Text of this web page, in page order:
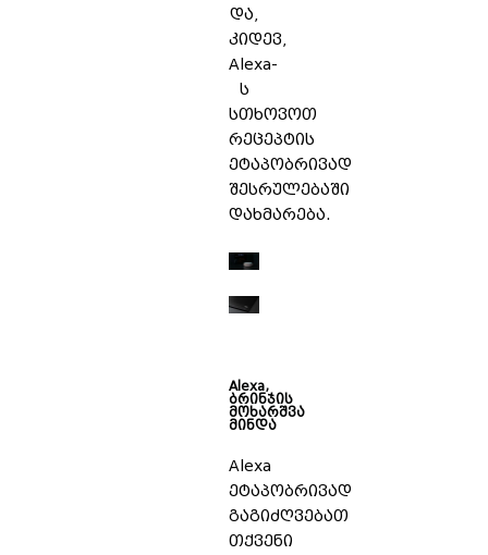
და,
კიდევ,
Alexa-
ს
სთხოვოთ
რეცეპტის
ეტაპობრივად
შესრულებაში
დახმარება.
Alexa,
ბრინჯის
მოხარშვა
მინდა
Alexa
ეტაპობრივად
გაგიძღვებათ
თქვენი